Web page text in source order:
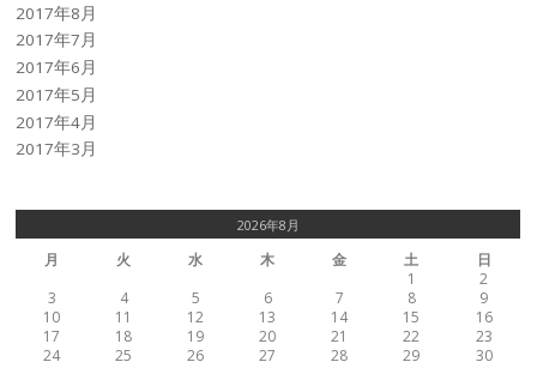
2017年8月
2017年7月
2017年6月
2017年5月
2017年4月
2017年3月
2026年8月
月 火 水 木 金 土
日
1
2
3
4 5 6 7 8
9
10
11 12 13 14 15
16
17
18 19 20 21 22
23
24
25 26 27 28 29
30